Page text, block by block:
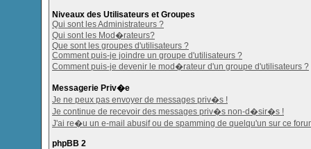
Niveaux des Utilisateurs et Groupes
Qui sont les Administrateurs ?
Qui sont les Mod�rateurs?
Que sont les groupes d'utilisateurs ?
Comment puis-je joindre un groupe d'utilisateurs ?
Comment puis-je devenir le mod�rateur d'un groupe d'utilisateurs ?
Messagerie Priv�e
Je ne peux pas envoyer de messages priv�s !
Je continue de recevoir des messages priv�s non-d�sir�s !
J'ai re�u un e-mail abusif ou de spamming de quelqu'un sur ce
phpBB 2